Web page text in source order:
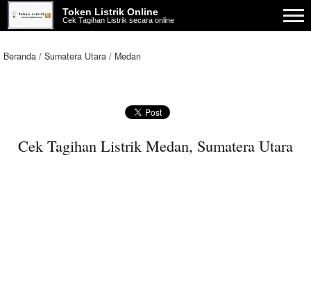
Token Listrik Online
Cek Tagihan Listrik secara online
Beranda Sumatera Utara Medan
Cek Tagihan Listrik Medan, Sumatera Utara